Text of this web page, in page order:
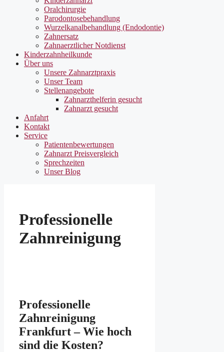
Oralchirurgie
Parodontosebehandlung
Wurzelkanalbehandlung (Endodontie)
Zahnersatz
Zahnaerztlicher Notdienst
Kinderzahnheilkunde
Über uns
Unsere Zahnarztpraxis
Unser Team
Stellenangebote
Zahnarzthelferin gesucht
Zahnarzt gesucht
Anfahrt
Kontakt
Service
Patientenbewertungen
Zahnarzt Preisvergleich
Sprechzeiten
Unser Blog
Professionelle
Zahnreinigung
Professionelle
Zahnreinigung
Frankfurt – Wie hoch
sind die Kosten?